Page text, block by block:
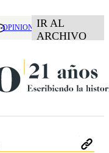
OPINION IR AL
ARCHIVO